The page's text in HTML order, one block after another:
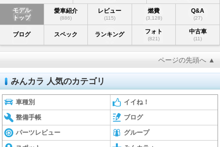
モデル
トップ
愛車紹介
(886)
レビュー
(115)
燃費
(3,128)
Q&A
(27)
ブログ スペック ランキング フォト
(821)
中古車
(11)
ページの先頭へ ▲
みんカラ 人気のカテゴリ
車種別 イイね！
整備手帳 ブログ
パーツレビュー グループ